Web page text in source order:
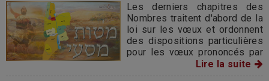
Les derniers chapitres des
Nombres traitent d'abord de la
loi sur les vœux et ordonnent
des dispositions particulières
pour les vœux prononcés par
une femme mariée. Le texte
continue par le récit de la
Lire la suite